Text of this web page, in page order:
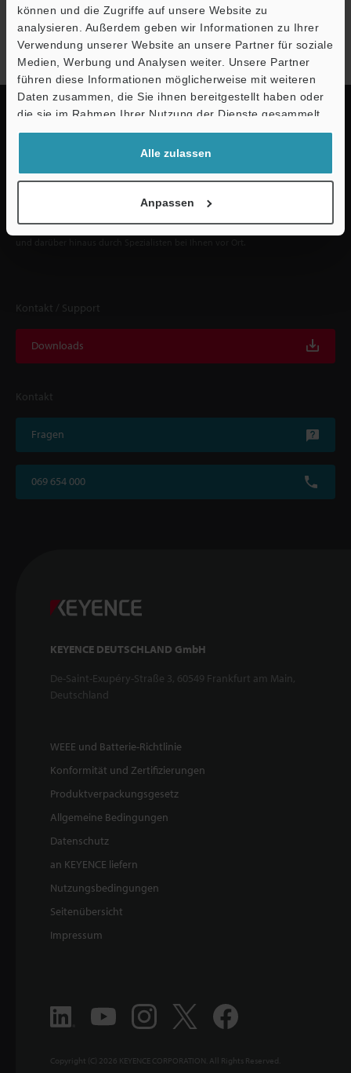
können und die Zugriffe auf unsere Website zu
analysieren. Außerdem geben wir Informationen zu Ihrer
Verwendung unserer Website an unsere Partner für soziale
Medien, Werbung und Analysen weiter. Unsere Partner
führen diese Informationen möglicherweise mit weiteren
Daten zusammen, die Sie ihnen bereitgestellt haben oder
die sie im Rahmen Ihrer Nutzung der Dienste gesammelt
haben.
Alle zulassen
Anpassen
Newsletter-Anmeldung
Jetzt anmelden
Schnelle Lieferung und
umfassender Support
KEYENCE unterstützt Sie von der Produktauswahl bis hin zur Inbetriebnahme
Kontakt / Support
Downloads
Kontakt
Fragen
069 654 000
KEYENCE DEUTSCHLAND GmbH
De-Saint-Exupéry-Straße 3, 60549 Frankfurt am Main,
Deutschland
WEEE und Batterie-Richtlinie
Konformität und Zertifizierungen
Produktverpackungsgesetz
Allgemeine Bedingungen
Datenschutz
an KEYENCE liefern
Nutzungsbedingungen
Seitenübersicht
Impressum
Copyright (C) 2026 KEYENCE CORPORATION. All Rights Reserved.
Support